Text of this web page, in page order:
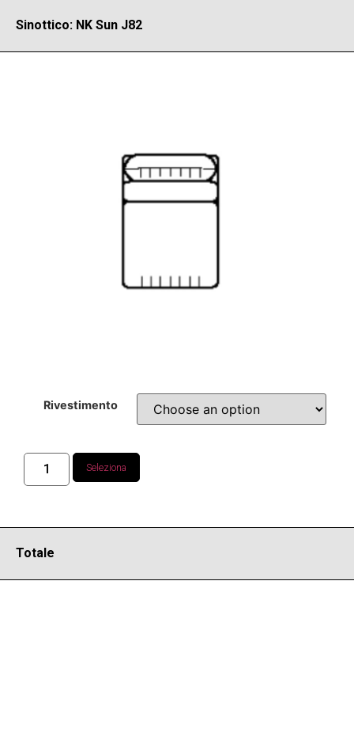
Sinottico: NK Sun J82
Rivestimento
Seleziona
Totale